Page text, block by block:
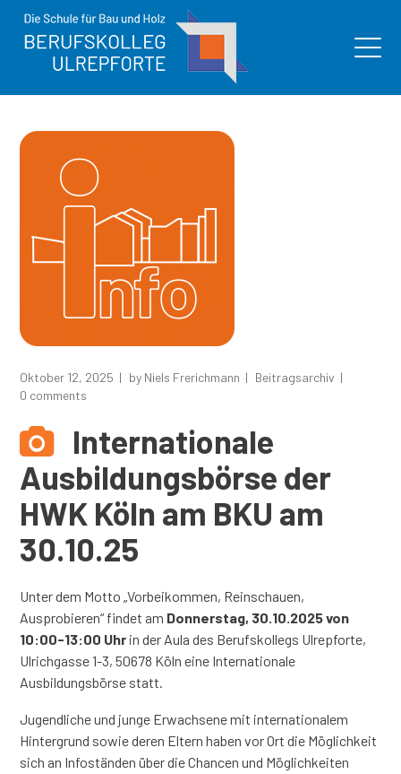
Oktober 12, 2025 by Niels Frerichmann
Beitragsarchiv
0 comments
Internationale
Ausbildungsbörse der
HWK Köln am BKU am
30.10.25
Unter dem Motto „Vorbeikommen, Reinschauen,
Ausprobieren“ findet am Donnerstag, 30.10.2025 von
10:00-13:00 Uhr in der Aula des Berufskollegs Ulrepforte,
Ulrichgasse 1-3, 50678 Köln eine Internationale
Ausbildungsbörse statt.
Jugendliche und junge Erwachsene mit internationalem
Hintergrund sowie deren Eltern haben vor Ort die Möglichkeit
sich an Infoständen über die Chancen und Möglichkeiten